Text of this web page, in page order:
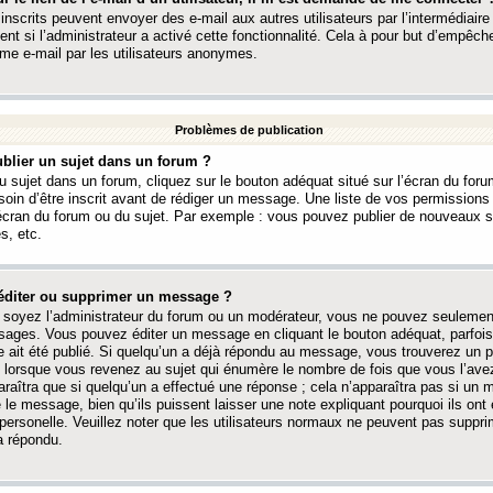
peuvent envoyer des e-mail aux autres utilisateurs par
si l’administrateur a activé cette fonctionnalité. Cela à pour but
e-mail par les utilisateurs anonymes.
Problèmes de publication
un sujet dans un forum ?
sujet dans un forum, cliquez sur le bouton adéquat situé sur l’écran du
d’être inscrit avant de rédiger un message. Une liste de vos
du forum ou du sujet. Par exemple : vous pouvez publier de nouveaux
etc.
ou supprimer un message ?
l’administrateur du forum ou un modérateur, vous ne pouvez
Vous pouvez éditer un message en cliquant le bouton adéquat,
ait été publié. Si quelqu’un a déjà répondu au message, vous trouverez un
vous revenez au sujet qui énumère le nombre de fois que vous
que si quelqu’un a effectué une réponse ; cela n’apparaîtra pas si un
message, bien qu’ils puissent laisser une note expliquant pourquoi ils ont
Veuillez noter que les utilisateurs normaux ne peuvent pas
répondu.